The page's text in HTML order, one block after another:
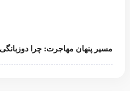
مسیر پنهان مهاجرت: چرا